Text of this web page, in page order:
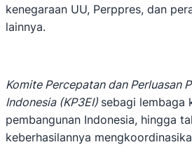
kenegaraan UU, Perppres, dan
lainnya.
Komite Percepatan dan Perluasan
Indonesia (KP3EI) sebagi lembaga
pembangunan Indonesia, hingga
keberhasilannya